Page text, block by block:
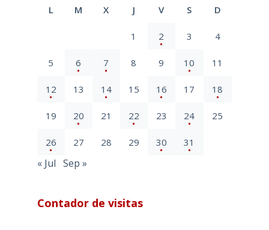
L M X J V S D
1 2 3 4
5 6 7 8 9 10 11
12 13 14 15 16 17 18
19 20 21 22 23 24 25
26 27 28 29 30 31
« Jul Sep »
Contador de visitas